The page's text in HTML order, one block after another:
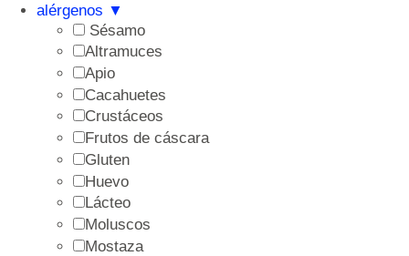
alérgenos ▼
Sésamo
Altramuces
Apio
Cacahuetes
Crustáceos
Frutos de cáscara
Gluten
Huevo
Lácteo
Moluscos
Mostaza